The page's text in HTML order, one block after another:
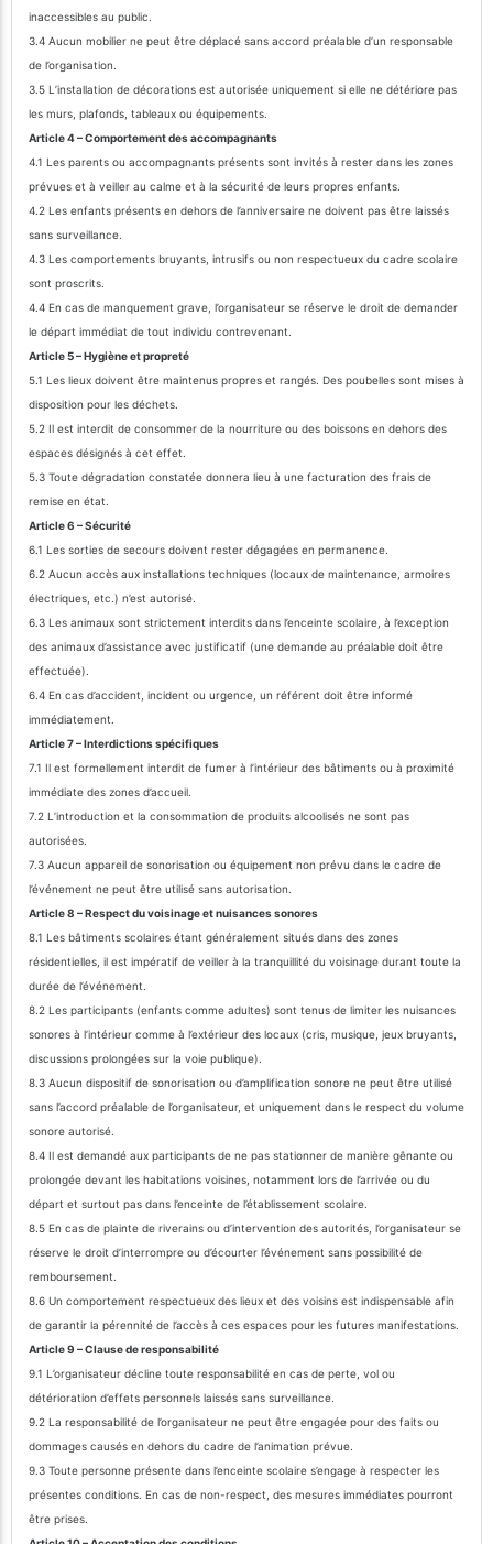
inaccessibles au public.
3.4 Aucun mobilier ne peut être déplacé sans accord préalable d’un responsable
de l’organisation.
3.5 L’installation de décorations est autorisée uniquement si elle ne détériore pas
les murs, plafonds, tableaux ou équipements.
Article 4 – Comportement des accompagnants
4.1 Les parents ou accompagnants présents sont invités à rester dans les zones
prévues et à veiller au calme et à la sécurité de leurs propres enfants.
4.2 Les enfants présents en dehors de l’anniversaire ne doivent pas être laissés
sans surveillance.
4.3 Les comportements bruyants, intrusifs ou non respectueux du cadre scolaire
sont proscrits.
4.4 En cas de manquement grave, l’organisateur se réserve le droit de demander
le départ immédiat de tout individu contrevenant.
Article 5 – Hygiène et propreté
5.1 Les lieux doivent être maintenus propres et rangés. Des poubelles sont mises à
disposition pour les déchets.
5.2 Il est interdit de consommer de la nourriture ou des boissons en dehors des
espaces désignés à cet effet.
5.3 Toute dégradation constatée donnera lieu à une facturation des frais de
remise en état.
Article 6 – Sécurité
6.1 Les sorties de secours doivent rester dégagées en permanence.
6.2 Aucun accès aux installations techniques (locaux de maintenance, armoires
électriques, etc.) n’est autorisé.
6.3 Les animaux sont strictement interdits dans l’enceinte scolaire, à l’exception
des animaux d’assistance avec justificatif (une demande au préalable doit être
effectuée).
6.4 En cas d’accident, incident ou urgence, un référent doit être informé
immédiatement.
Article 7 – Interdictions spécifiques
7.1 Il est formellement interdit de fumer à l’intérieur des bâtiments ou à proximité
immédiate des zones d’accueil.
7.2 L’introduction et la consommation de produits alcoolisés ne sont pas
autorisées.
7.3 Aucun appareil de sonorisation ou équipement non prévu dans le cadre de
l’événement ne peut être utilisé sans autorisation.
Article 8 – Respect du voisinage et nuisances sonores
8.1 Les bâtiments scolaires étant généralement situés dans des zones
résidentielles, il est impératif de veiller à la tranquillité du voisinage durant toute la
durée de l’événement.
8.2 Les participants (enfants comme adultes) sont tenus de limiter les nuisances
sonores à l’intérieur comme à l’extérieur des locaux (cris, musique, jeux bruyants,
discussions prolongées sur la voie publique).
8.3 Aucun dispositif de sonorisation ou d’amplification sonore ne peut être utilisé
sans l’accord préalable de l’organisateur, et uniquement dans le respect du volume
sonore autorisé.
8.4 Il est demandé aux participants de ne pas stationner de manière gênante ou
prolongée devant les habitations voisines, notamment lors de l’arrivée ou du
départ et surtout pas dans l’enceinte de l’établissement scolaire.
8.5 En cas de plainte de riverains ou d’intervention des autorités, l’organisateur se
réserve le droit d’interrompre ou d’écourter l’événement sans possibilité de
remboursement.
8.6 Un comportement respectueux des lieux et des voisins est indispensable afin
de garantir la pérennité de l’accès à ces espaces pour les futures manifestations.
Article 9 – Clause de responsabilité
9.1 L’organisateur décline toute responsabilité en cas de perte, vol ou
détérioration d’effets personnels laissés sans surveillance.
9.2 La responsabilité de l’organisateur ne peut être engagée pour des faits ou
dommages causés en dehors du cadre de l’animation prévue.
9.3 Toute personne présente dans l’enceinte scolaire s’engage à respecter les
présentes conditions. En cas de non-respect, des mesures immédiates pourront
être prises.